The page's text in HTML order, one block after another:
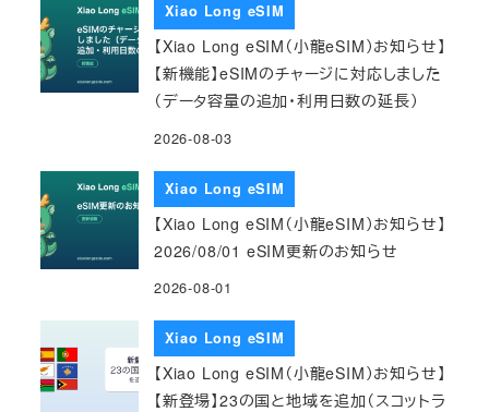
Xiao Long eSIM
【Xiao Long eSIM（小龍eSIM）お知らせ】
【新機能】eSIMのチャージに対応しました
（データ容量の追加・利用日数の延長）
2026-08-03
Xiao Long eSIM
【Xiao Long eSIM（小龍eSIM）お知らせ】
2026/08/01 eSIM更新のお知らせ
2026-08-01
Xiao Long eSIM
【Xiao Long eSIM（小龍eSIM）お知らせ】
【新登場】23の国と地域を追加（スコットラ